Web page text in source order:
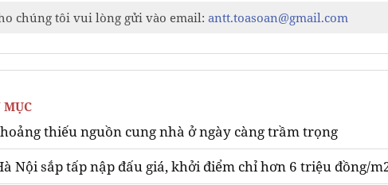
chúng tôi vui lòng gửi vào email: antt.toasoan@gmail.com
MỤC
thiếu nguồn cung nhà ở ngày càng trầm trọng
Nội sắp tấp nập đấu giá, khởi điểm chỉ hơn 6 triệu đồng/